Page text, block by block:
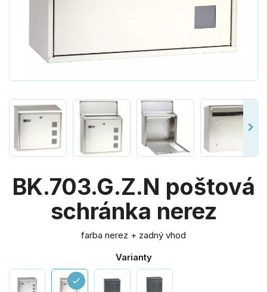
BK.703.G.Z.N poštová
schránka nerez
farba nerez + zadný vhod
Varianty
check